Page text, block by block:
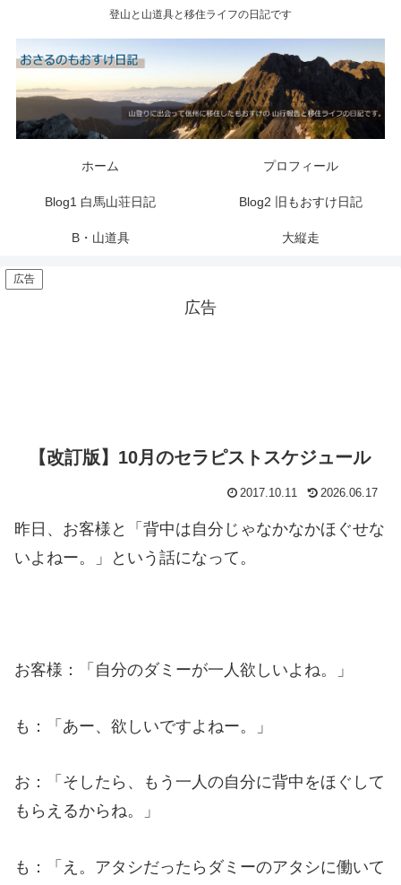
登山と山道具と移住ライフの日記です
ホーム プロフィール
Blog1 白馬山荘日記 Blog2 旧もおすけ日記
B・山道具 大縦走
広告
広告
【改訂版】10月のセラピストスケジュール
2017.10.11 2026.06.17
昨日、お客様と「背中は自分じゃなかなかほぐせな
いよねー。」という話になって。
お客様：「自分のダミーが一人欲しいよね。」
も：「あー、欲しいですよねー。」
お：「そしたら、もう一人の自分に背中をほぐして
もらえるからね。」
も：「え。アタシだったらダミーのアタシに働いて